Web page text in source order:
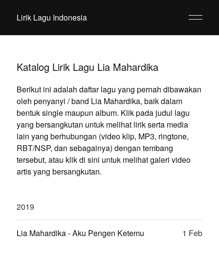
Lirik Lagu Indonesia
Katalog Lirik Lagu Lia Mahardika
Berikut ini adalah daftar lagu yang pernah dibawakan
oleh penyanyi / band Lia Mahardika, baik dalam
bentuk single maupun album. Klik pada judul lagu
yang bersangkutan untuk melihat lirik serta media
lain yang berhubungan (video klip, MP3, ringtone,
RBT/NSP, dan sebagainya) dengan tembang
tersebut, atau klik di sini untuk melihat galeri video
artis yang bersangkutan.
2019
Lia Mahardika - Aku Pengen Ketemu 1 Feb